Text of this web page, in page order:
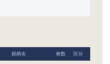
銘柄名 株数 区分